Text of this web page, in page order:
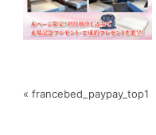
« francebed_paypay_top1